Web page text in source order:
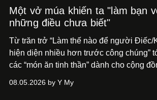
Một vở múa khiến ta "làm bạn
những điều chưa biết"
Từ trăn trở “Làm thế nào để người
hiện diện nhiều hơn trước công chúng”
các “món ăn tinh thần” dành cho cộng
phẩm múa đương đại thành hiện thực,
08.05.2026 by Y My